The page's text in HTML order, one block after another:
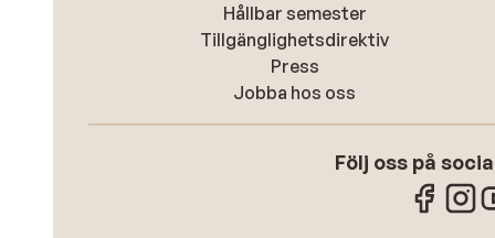
Hållbar semester
Tillgänglighetsdirektiv
Press
Jobba hos oss
Följ oss på